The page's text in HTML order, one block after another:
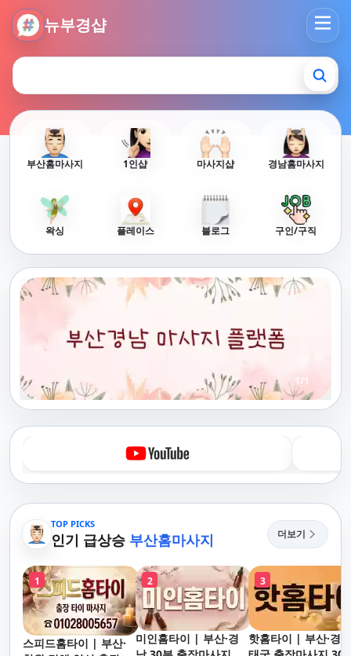
뉴부경샵
뉴부경샵 - 부산 마사지 사이트 부산마사지 부산홈타이 부산출
부산홈마사지 1인샵 마사지샵 경남홈마사지
왁싱 플레이스 블로그 구인/구직
1 /1
TOP PICKS
인기 급상승 부산홈마사지 더보기
1
스피드홈타이 | 부산·
2
미인홈타이 | 부산·경
3
핫홈타이 | 부산·경남